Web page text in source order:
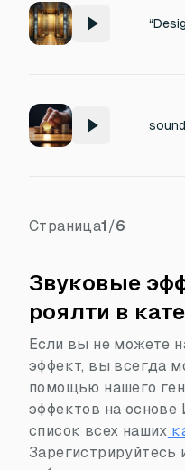
Страница1 /6
Звуковые
роялти в
Если вы не можете
эффект, вы всегда
помощью нашего
эффектов на
список всех наших
Зарегистрируйтесь